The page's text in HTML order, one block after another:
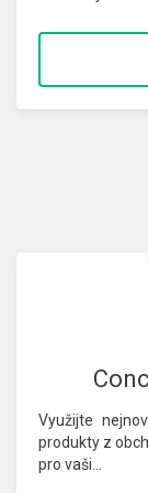
Využijte
produkty z
pro vaši…